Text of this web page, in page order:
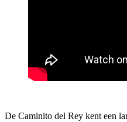
De Caminito del Rey kent een